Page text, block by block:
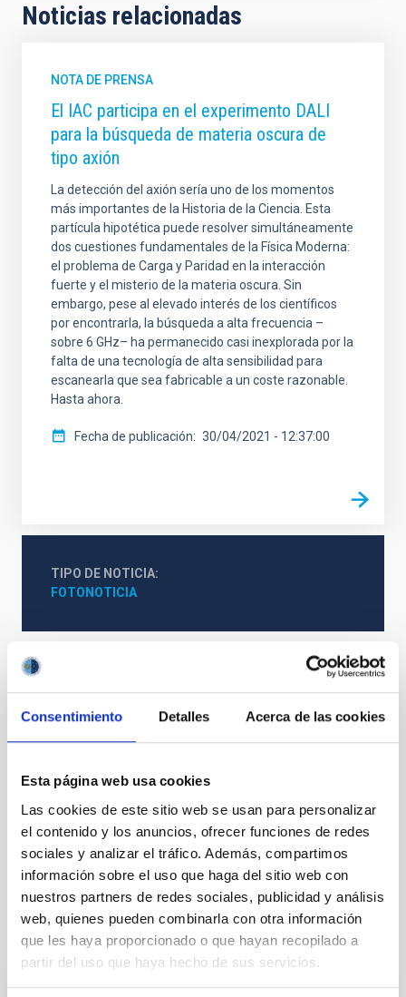
Consentimiento Detalles Acerca de las cookies
Esta página web usa cookies
Las cookies de este sitio web se usan para personalizar
el contenido y los anuncios, ofrecer funciones de redes
sociales y analizar el tráfico. Además, compartimos
información sobre el uso que haga del sitio web con
nuestros partners de redes sociales, publicidad y análisis
web, quienes pueden combinarla con otra información
que les haya proporcionado o que hayan recopilado a
partir del uso que haya hecho de sus servicios.
Noticias relacionadas
NOTA DE PRENSA
El IAC participa en el experimento DALI
para la búsqueda de materia oscura de
tipo axión
La detección del axión sería uno de los momentos
más importantes de la Historia de la Ciencia. Esta
partícula hipotética puede resolver simultáneamente
dos cuestiones fundamentales de la Física Moderna:
el problema de Carga y Paridad en la interacción
fuerte y el misterio de la materia oscura. Sin
embargo, pese al elevado interés de los científicos
por encontrarla, la búsqueda a alta frecuencia –
sobre 6 GHz– ha permanecido casi inexplorada por la
falta de una tecnología de alta sensibilidad para
escanearla que sea fabricable a un coste razonable.
Hasta ahora.
Fecha de publicación 30/04/2021 - 12:37:00
TIPO DE NOTICIA
FOTONOTICIA
Astrofísica
Cosmología y Astropartículas (CYA)
Materia oscura
DALI experiment
DALI
Otras noticias relacionadas